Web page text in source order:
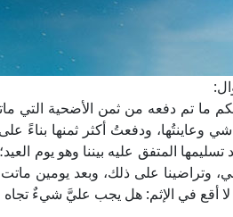
ما تم دفعه من ثمن الأضحية التي
وعاينتُها، ودفعتُ أكثر ثمنها بناءً
تسليمها المتفق عليه بيننا وهو يوم
وتراضينا على ذلك، وبعد يومين
أقع في الإثم: هل يجب عليَّ شيءٌ تجاه